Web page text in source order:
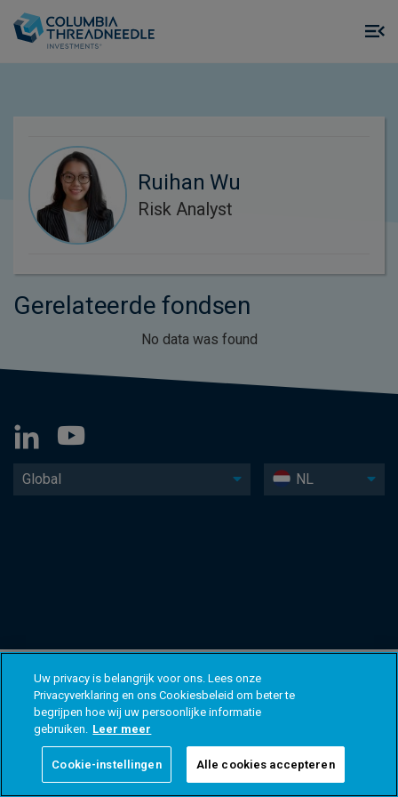
Ruihan Wu
Risk Analyst
Gerelateerde fondsen
No data was found
Global NL
Uw privacy is belangrijk voor ons. Lees onze
Privacyverklaring en ons Cookiesbeleid om beter te
begrijpen hoe wij uw persoonlijke informatie
gebruiken. Leer meer
Cookie-instellingen Alle cookies accepteren